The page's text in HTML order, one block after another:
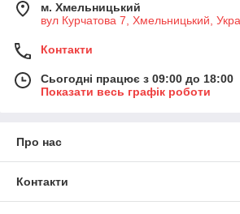
м. Хмельницький
вул Курчатова 7, Хмельницький,
Контакти
Сьогодні працює з 09:00 до 18:00
Показати весь графік роботи
Про нас
Контакти